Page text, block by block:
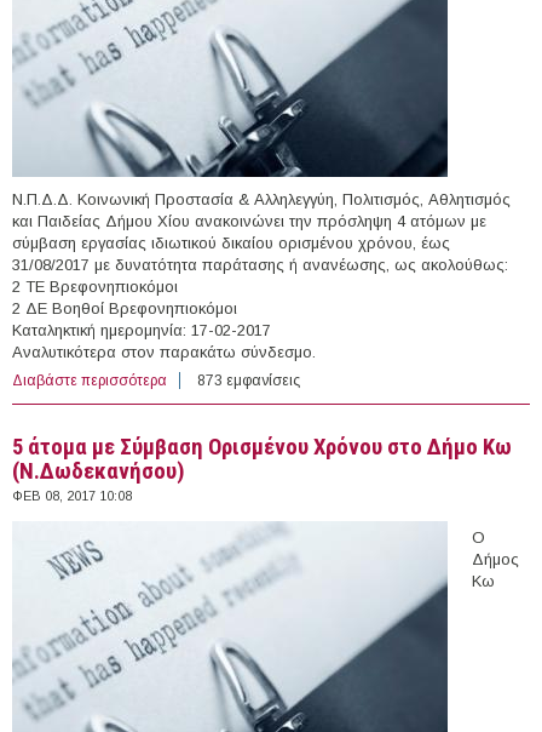
Ν.Π.Δ.Δ. Κοινωνική Προστασία & Αλληλεγγύη, Πολιτισμός, Αθλητισμός
και Παιδείας Δήμου Χίου ανακοινώνει την πρόσληψη 4 ατόμων με
σύμβαση εργασίας ιδιωτικού δικαίου ορισμένου χρόνου, έως
31/08/2017 με δυνατότητα παράτασης ή ανανέωσης, ως ακολούθως:
2 ΤΕ Βρεφονηπιοκόμοι
2 ΔΕ Βοηθοί Βρεφονηπιοκόμοι
Καταληκτική ημερομηνία: 17-02-2017
Αναλυτικότερα στον παρακάτω σύνδεσμο.
Διαβάστε περισσότερα για 4 άτομα με Σύμβαση Ορισμένου Χρόνου στο
Ν.Π.Δ.Δ. Κοινωνική Προστασία & Αλληλεγγύη,
(Ν.Χίου)
873 εμφανίσεις
5 άτομα με Σύμβαση Ορισμένου Χρόνου στο Δήμο Κω
(Ν.Δωδεκανήσου)
ΦΕΒ 08, 2017 10:08
Ο
Δήμος
Κω